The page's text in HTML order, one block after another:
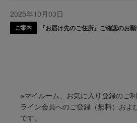
2025年10月03日
ご案内 『お届け先のご住所』ご確認のお
※マイルーム、お気に入り登録のご
ライン会員へのご登録（無料）およ
です。